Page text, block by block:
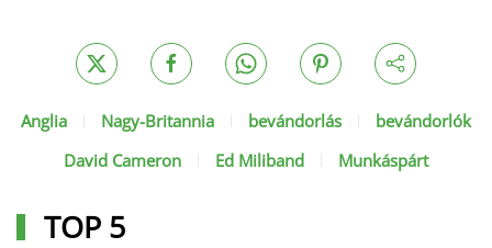
Anglia Nagy-Britannia bevándorlás
bevándorlók
David Cameron
Ed Miliband Munkáspárt
TOP 5